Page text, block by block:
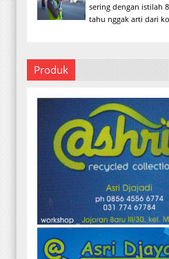
sering dengan istilah
tahu nggak arti dari
Produk